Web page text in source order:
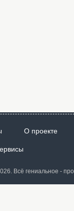
О проекте
Всё гениальное -